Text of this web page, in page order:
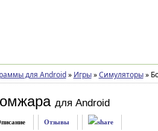
для Android » Игры » Симуляторы »
для Android
Отзывы